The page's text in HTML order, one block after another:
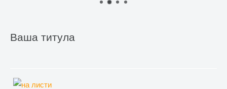
Ваша титула